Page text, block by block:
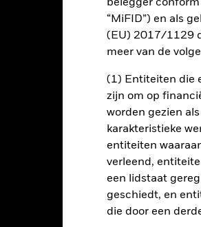
belegger
“MiFID”) en als
(EU) 2017/1129
meer van de
(1) Entiteiten die
zijn om op
worden gezien
karakteristieke
entiteiten
verleend,
een lidstaat
geschiedt, en
die door een
totale activa in effecten met een
deelnemen aan de Economische en
(BA) betrekking hebben op effecten
de EMU of waarschijnlijk binnen
belegd in overeenstemming met zijn
het prospectus en de website van
De waarde en het rendement
hun oorspronkelijke inleg.
effecten kan worden